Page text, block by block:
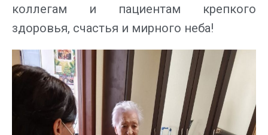
коллегам и пациентам крепкого
здоровья, счастья и мирного неба!